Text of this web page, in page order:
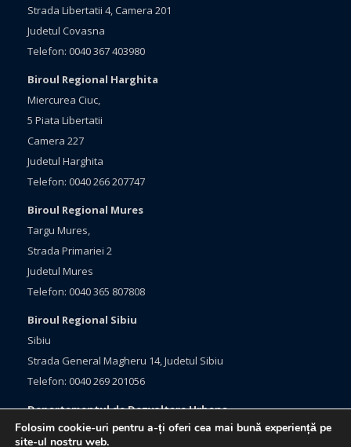
Strada Libertatii 4, Camera 201
Judetul Covasna
Telefon: 0040 367 403980
Biroul Regional Harghita
Miercurea Ciuc,
5 Piata Libertatii
Camera 227
Judetul Harghita
Telefon: 0040 266 207747
Biroul Regional Mures
Targu Mures,
Strada Primariei 2
Judetul Mures
Telefon: 0040 365 807808
Biroul Regional Sibiu
Sibiu
Strada General Magheru 14, Judetul Sibiu
Telefon: 0040 269 201056
Departamentul de Dezvoltare Urbana
Brasov, Bulevardul Eroilor 33
Folosim cookie-uri pentru a-ți oferi cea mai bună experiență pe
site-ul nostru web.